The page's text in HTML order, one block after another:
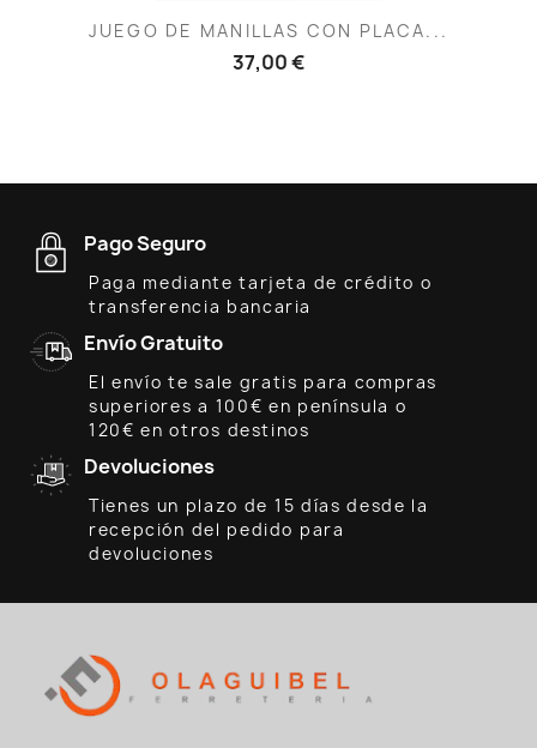
JUEGO DE MANILLAS CON PLACA...
37,00 €
Pago Seguro
Paga mediante tarjeta de crédito o
transferencia bancaria
Envío Gratuito
El envío te sale gratis para compras
superiores a 100€ en península o
120€ en otros destinos
Devoluciones
Tienes un plazo de 15 días desde la
recepción del pedido para
devoluciones